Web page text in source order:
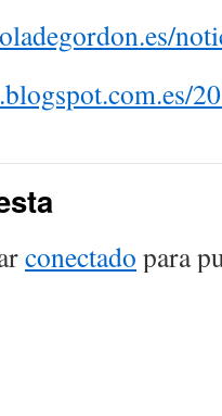
conectado para